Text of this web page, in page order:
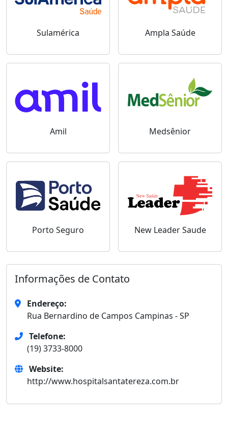
Sulamérica Ampla Saúde
Amil Medsênior
Porto Seguro New Leader Saude
Informações de Contato
Endereço:
Rua Bernardino de Campos Campinas - SP
Telefone:
(19) 3733-8000
Website:
http://www.hospitalsantatereza.com.br